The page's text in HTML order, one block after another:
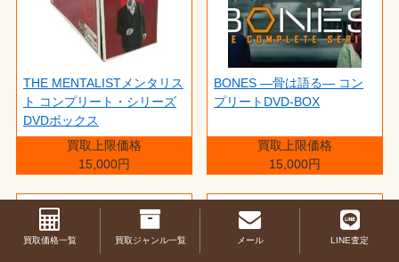
THE MENTALISTメンタリス
ト コンプリート・シリーズ
DVDボックス
買取上限価格
15,000円
BONES ―骨は語る― コン
プリートDVD-BOX
買取上限価格
15,000円
買取価格一覧 買取ジャンル一覧 メール LINE査定